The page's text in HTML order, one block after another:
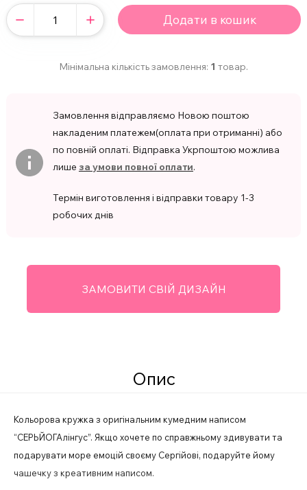
Додати в кошик
Мінімальна кількість замовлення: 1 товар.
Замовлення відправляємо Новою поштою
накладеним платежем(оплата при отриманні) або
по повній оплаті. Відправка Укрпоштою можлива
лише за умови повної оплати.
Термін виготовлення і відправки товару 1-3
робочих днів
ЗАМОВИТИ СВІЙ ДИЗАЙН
Опис
Кольорова кружка з оригінальним кумедним написом
“СЕРЬЙОГАлінгус”. Якщо хочете по справжньому здивувати та
подарувати море емоцій своєму Сергійові, подаруйте йому
чашечку з креативним написом.